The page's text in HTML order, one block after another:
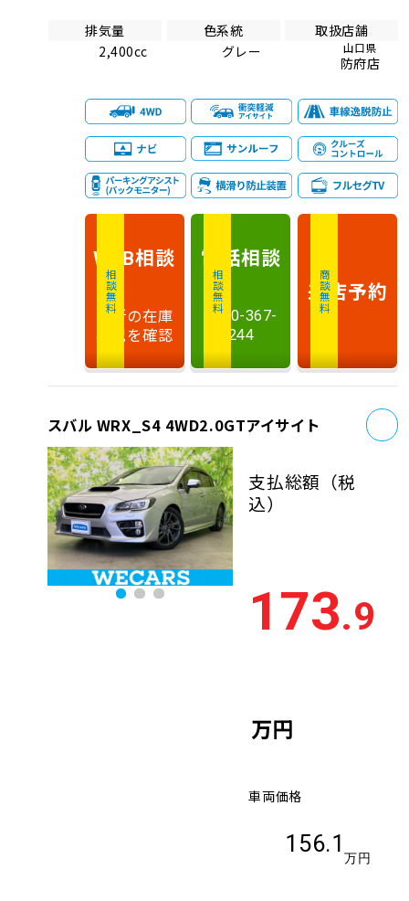
排気量
2,400cc
色系統
グレー
取扱店舗
山口県
防府店
相談無料
WEB相談
最新の在庫
状況を確認
相談無料
電話相談
0120-367-
244
商談無料
来店予約
スバル WRX_S4 4WD2.0GTアイサイト
支払総額 （税
込）
173.9
万円
車両価格
156.1
万円